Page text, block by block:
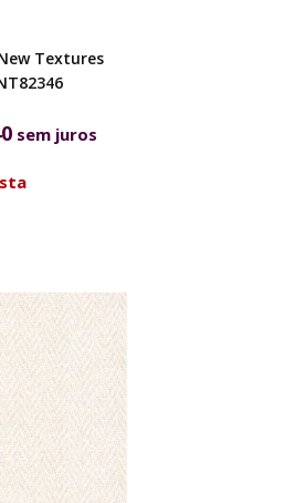
Textures
sem juros